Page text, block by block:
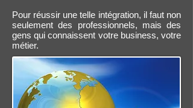
Pour réussir une telle intégration, il faut non
seulement des professionnels, mais des
gens qui connaissent votre business, votre
métier.